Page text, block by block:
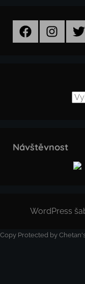
FacebookInstagram
Návštěvnost
WordPress
Copy Protected by Chetan